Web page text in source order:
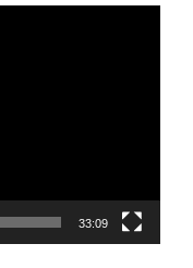
33:09